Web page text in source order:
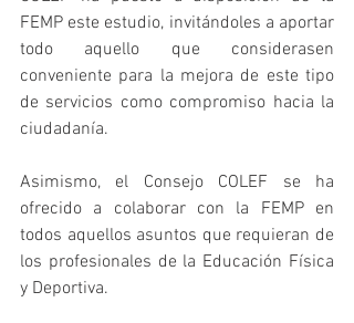
FEMP este estudio, invitándoles a aportar
todo aquello que considerasen
conveniente para la mejora de este tipo
de servicios como compromiso hacia la
ciudadanía.
Asimismo, el Consejo COLEF se ha
ofrecido a colaborar con la FEMP en
todos aquellos asuntos que requieran de
los profesionales de la Educación Física
y Deportiva.